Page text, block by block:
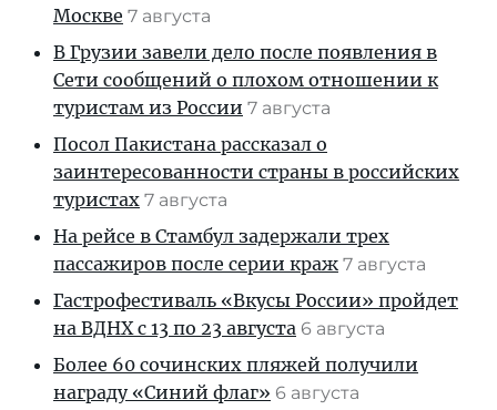
Москве 7 августа
В Грузии завели дело после появления в
Сети сообщений о плохом отношении к
туристам из России 7 августа
Посол Пакистана рассказал о
заинтересованности страны в российских
туристах 7 августа
На рейсе в Стамбул задержали трех
пассажиров после серии краж 7 августа
Гастрофестиваль «Вкусы России» пройдет
на ВДНХ с 13 по 23 августа 6 августа
Более 60 сочинских пляжей получили
награду «Синий флаг» 6 августа